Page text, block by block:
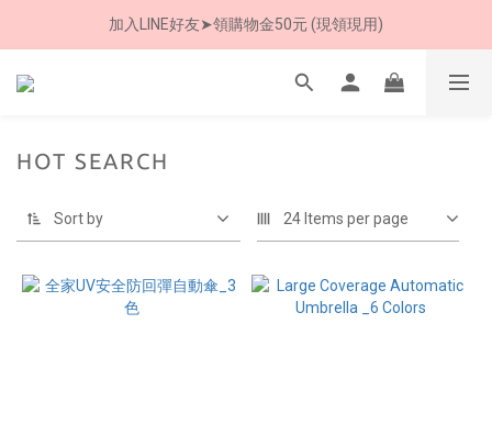
8/8 父親節限定 超商取貨免運費
加入LINE好友➤領購物金50元 (現領現用)
7/30-8/24 全館買就送 雨傘收納袋(乙個)
HOT SEARCH
Sort by 24 Items per page